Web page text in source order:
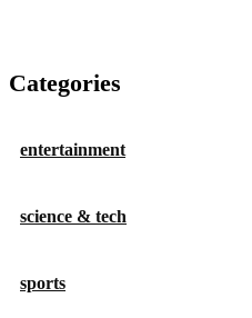
Categories
entertainment
science & tech
sports